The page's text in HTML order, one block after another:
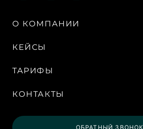
О КОМПАНИИ
КЕЙСЫ
ТАРИФЫ
КОНТАКТЫ
ОБРАТНЫЙ ЗВОНОК